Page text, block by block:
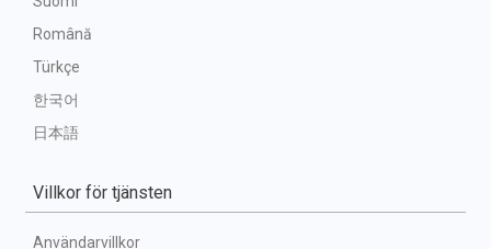
Română
Türkçe
한국어
日本語
Villkor för tjänsten
Användarvillkor